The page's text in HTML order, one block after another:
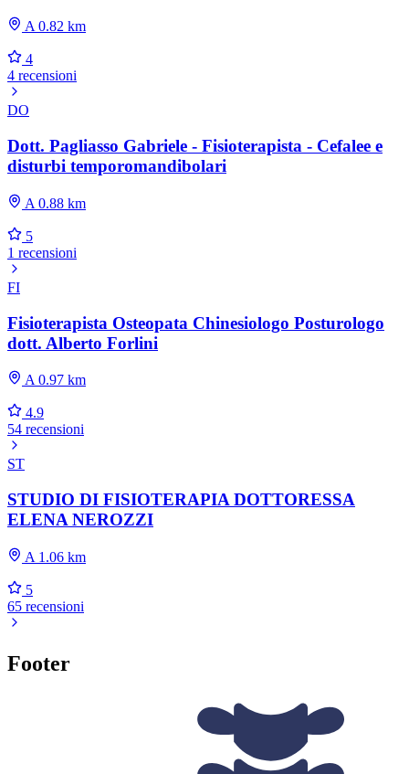
A 0.82 km
4
4 recensioni
DO
Dott. Pagliasso Gabriele - Fisioterapista - Cefalee e
disturbi temporomandibolari
A 0.88 km
5
1 recensioni
FI
Fisioterapista Osteopata Chinesiologo Posturologo
dott. Alberto Forlini
A 0.97 km
4.9
54 recensioni
ST
STUDIO DI FISIOTERAPIA DOTTORESSA
ELENA NEROZZI
A 1.06 km
5
65 recensioni
Footer